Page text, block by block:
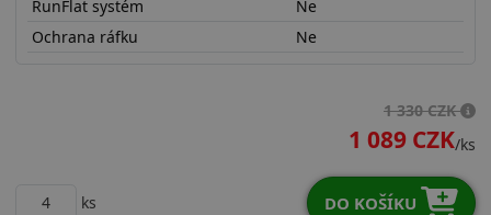
RunFlat systém
Ne
Ochrana ráfku
Ne
1 330 CZK
1 089 CZK/ks
ks DO KOŠÍKU